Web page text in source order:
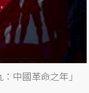
中國革命之年」